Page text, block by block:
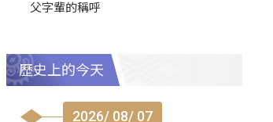
父字輩的稱呼
歷史上的今天
2026/ 08/ 07